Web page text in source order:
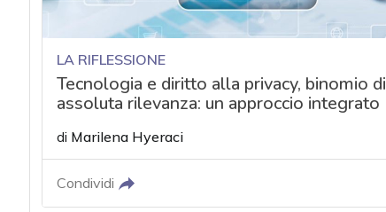
LA RIFLESSIONE
Tecnologia e diritto alla privacy, binomio di
assoluta rilevanza: un approccio integrato
di Marilena Hyeraci
Condividi